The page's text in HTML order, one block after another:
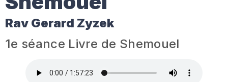
Rav Gerard Zyzek
1e séance Livre de Shemouel